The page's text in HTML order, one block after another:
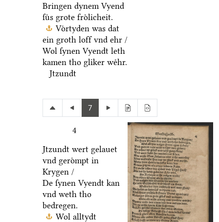
Bringen dynem Vyend
ſuͤs grote froͤlicheit.
Voͤrtyden was dat
ein groth loff vnd ehr /
Wol ſynen Vyendt leth
kamen tho gliker weͤhr.
Jtzundt
7
4
Jtzundt wert gelauet
vnd geroͤmpt in
Krygen /
De ſynen Vyendt kan
vnd weth tho
bedregen.
Wol alltydt